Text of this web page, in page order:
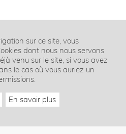
sur ce site, vous
dont nous nous servons
venu sur le site, si vous avez
le cas où vous auriez un
En savoir plus